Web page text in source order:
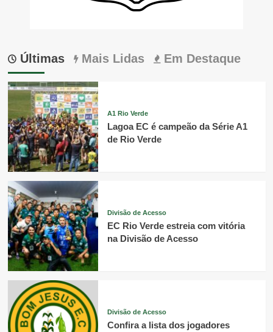
Últimas Mais Lidas Em Destaque
A1 Rio Verde
Lagoa EC é campeão da Série A1
de Rio Verde
Divisão de Acesso
EC Rio Verde estreia com vitória
na Divisão de Acesso
Divisão de Acesso
Confira a lista dos jogadores